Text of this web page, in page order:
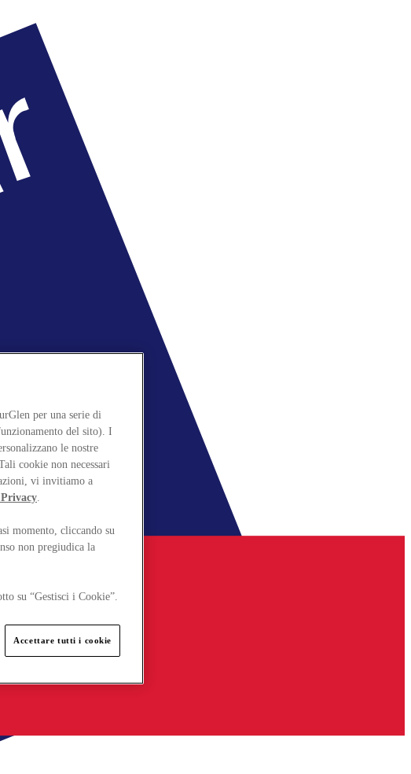
per una serie di
del sito). I
le nostre
cookie non necessari
vi invitiamo a
.
momento, cliccando su
non pregiudica la
su “Gestisci i Cookie”.
Accettare tutti i cookie